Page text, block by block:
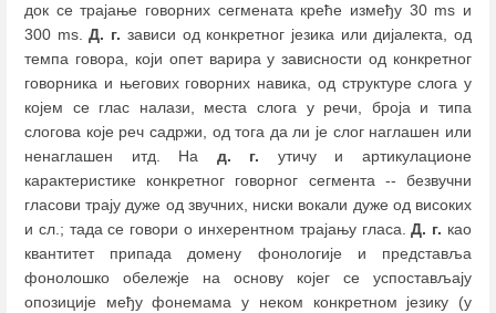
док се трајање говорних сегмената креће између 30 ms и
300 ms.Д. г. зависи од конкретног језика или дијалекта, од
темпа говора, који опет варира у зависности од конкретног
говорника и његових говорних навика, од структуре слога у
којем се глас налази, места слога у речи, броја и типа
слогова које реч садржи, од тога да ли је слог наглашен или
ненаглашен итд. На д. г. утичу и артикулационе
карактеристике конкретног говорног сегмента -- безвучни
гласови трају дуже од звучних, ниски вокали дуже од високих
и сл.; тада се говори о инхерентном трајању гласа.Д. г. као
квантитет припада домену фонологије и представља
фонолошко обележје на основу којег се успостављају
опозиције међу фонемама у неком конкретном језику (у